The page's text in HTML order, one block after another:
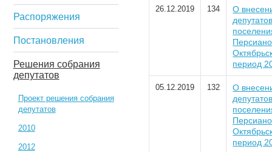
Распоряжения
Постановления
Решения собрания
депутатов
Проект решения собрания
депутатов
2010
2012
26.12.2019 134
О
период
05.12.2019 132
О
период